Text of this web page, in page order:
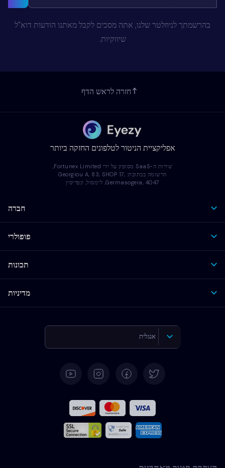
בהרשמתך לניוזלטר שלנו, אתה מסכים לקבל מאתנו הודעות דוא"ל
שיווקיות.
חזרה לראש הדף
אפליקציית הניטור לטלפונים החזקה ביותר
שירות ה-SaaS מסופק על ידי Fortunex Limited,
הרשומה בכתובת: Georgiou A, 83, SHOP 17,
Germasogeia, 4047, לימסול, קפריסין
חברה
פופולרי
תכונות
מדיניות
אנגלית
צרפתית